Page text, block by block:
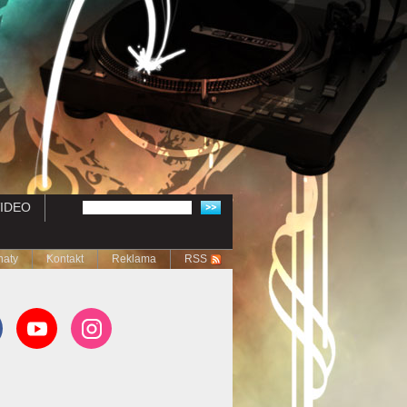
Kontakt Reklama RSS